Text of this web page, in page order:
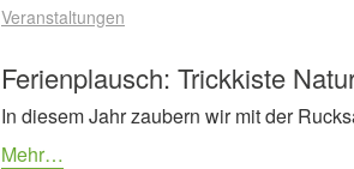
Veranstaltungen
Ferienplausch: Trickkiste
In diesem Jahr zaubern wir mit der
Mehr…